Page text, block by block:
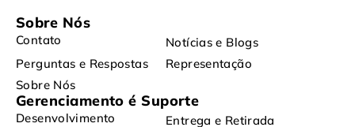
Sobre Nós
Contato
Notícias e Blogs
Perguntas e Respostas
Representação
Sobre Nós
Gerenciamento é Suporte
Desenvolvimento Entrega e Retirada